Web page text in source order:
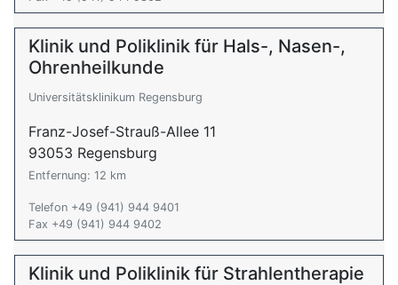
Klinik und Poliklinik für Hals-, Nasen-,
Ohrenheilkunde
Universitätsklinikum Regensburg
Franz-Josef-Strauß-Allee 11
93053 Regensburg
Entfernung: 12 km
Telefon +49 (941) 944 9401
Fax +49 (941) 944 9402
Klinik und Poliklinik für Strahlentherapie